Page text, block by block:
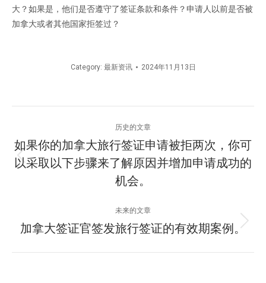
大？如果是，他们是否遵守了签证条款和条件？申请人以前是否被
加拿大或者其他国家拒签过？
Category: 最新资讯 2024年11月13日
章
导
历史的文章
历
史
文
章：
如果你的加拿大旅行签证申请被拒两次，你可
以采取以下步骤来了解原因并增加申请成功的
机会。
未来的文章
未
加拿大签证官签发旅行签证的有效期案例。